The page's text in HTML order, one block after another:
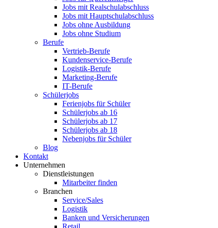
Jobs mit Realschulabschluss
Jobs mit Hauptschulabschluss
Jobs ohne Ausbildung
Jobs ohne Studium
Berufe
Vertrieb-Berufe
Kundenservice-Berufe
Logistik-Berufe
Marketing-Berufe
IT-Berufe
Schülerjobs
Ferienjobs für Schüler
Schülerjobs ab 16
Schülerjobs ab 17
Schülerjobs ab 18
Nebenjobs für Schüler
Blog
Kontakt
Unternehmen
Dienstleistungen
Mitarbeiter finden
Branchen
Service/Sales
Logistik
Banken und Versicherungen
Retail